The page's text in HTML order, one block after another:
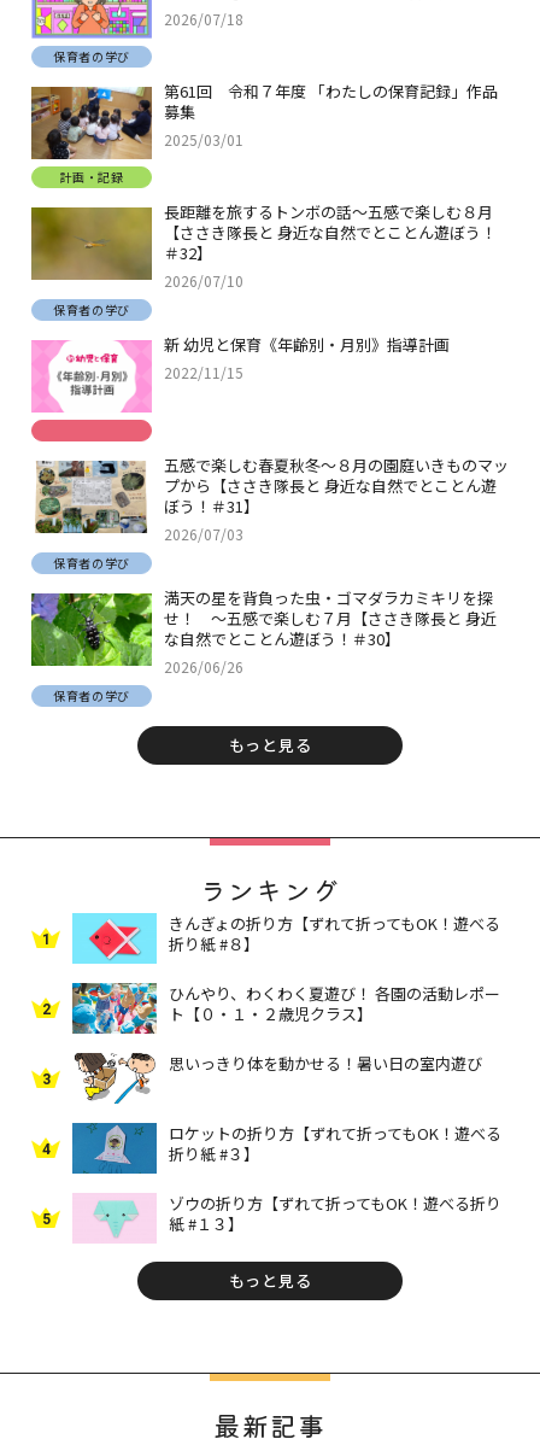
2026/07/18
保育者の学び
第61回 令和７年度 「わたしの保育記録」作品
募集
2025/03/01
計画・記録
長距離を旅するトンボの話～五感で楽しむ８月
【ささき隊長と 身近な自然でとことん遊ぼう！
＃32】
2026/07/10
保育者の学び
新 幼児と保育《年齢別・月別》指導計画
2022/11/15
五感で楽しむ春夏秋冬～８月の園庭いきものマッ
プから【ささき隊長と 身近な自然でとことん遊
ぼう！＃31】
2026/07/03
保育者の学び
満天の星を背負った虫・ゴマダラカミキリを探
せ！ ～五感で楽しむ７月【ささき隊長と 身近
な自然でとことん遊ぼう！＃30】
2026/06/26
保育者の学び
もっと見る
ランキング
1
きんぎょの折り方【ずれて折ってもOK！遊べる
折り紙 #８】
2
ひんやり、わくわく夏遊び！ 各園の活動レポー
ト【０・１・２歳児クラス】
3
思いっきり体を動かせる！暑い日の室内遊び
4
ロケットの折り方【ずれて折ってもOK！遊べる
折り紙 #３】
5
ゾウの折り方【ずれて折ってもOK！遊べる折り
紙 #１３】
もっと見る
最新記事